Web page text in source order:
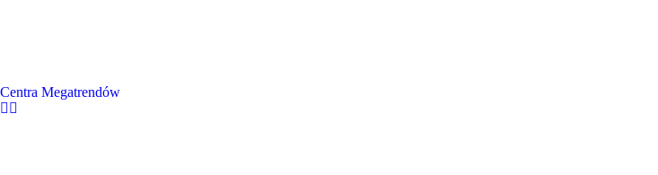
Centra Megatrendów